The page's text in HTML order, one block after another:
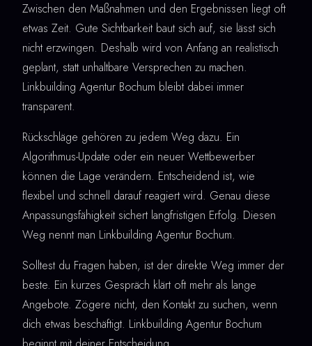
Zwischen den Maßnahmen und den Ergebnissen liegt oft
etwas Zeit. Gute Sichtbarkeit baut sich auf, sie lässt sich
nicht erzwingen. Deshalb wird von Anfang an realistisch
geplant, statt unhaltbare Versprechen zu machen.
Linkbuilding Agentur Bochum bleibt dabei immer
transparent.
Rückschläge gehören zu jedem Weg dazu. Ein
Algorithmus-Update oder ein neuer Wettbewerber
können die Lage verändern. Entscheidend ist, wie
flexibel und schnell darauf reagiert wird. Genau diese
Anpassungsfähigkeit sichert langfristigen Erfolg. Diesen
Weg nennt man Linkbuilding Agentur Bochum.
Solltest du Fragen haben, ist der direkte Weg immer der
beste. Ein kurzes Gespräch klärt oft mehr als lange
Angebote. Zögere nicht, den Kontakt zu suchen, wenn
dich etwas beschäftigt. Linkbuilding Agentur Bochum